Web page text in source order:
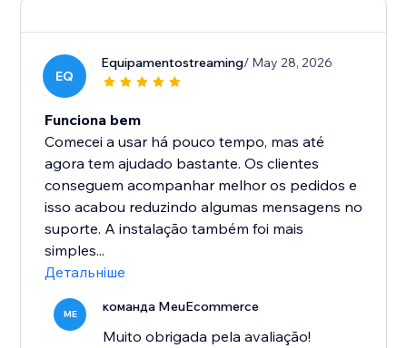
EQ
Equipamentostreaming/ May 28, 2026
Funciona bem
Comecei a usar há pouco tempo, mas até
agora tem ajudado bastante. Os clientes
conseguem acompanhar melhor os pedidos e
isso acabou reduzindo algumas mensagens no
suporte. A instalação também foi mais
simples...
Детальніше
ME команда MeuEcommerce
Muito obrigada pela avaliação!